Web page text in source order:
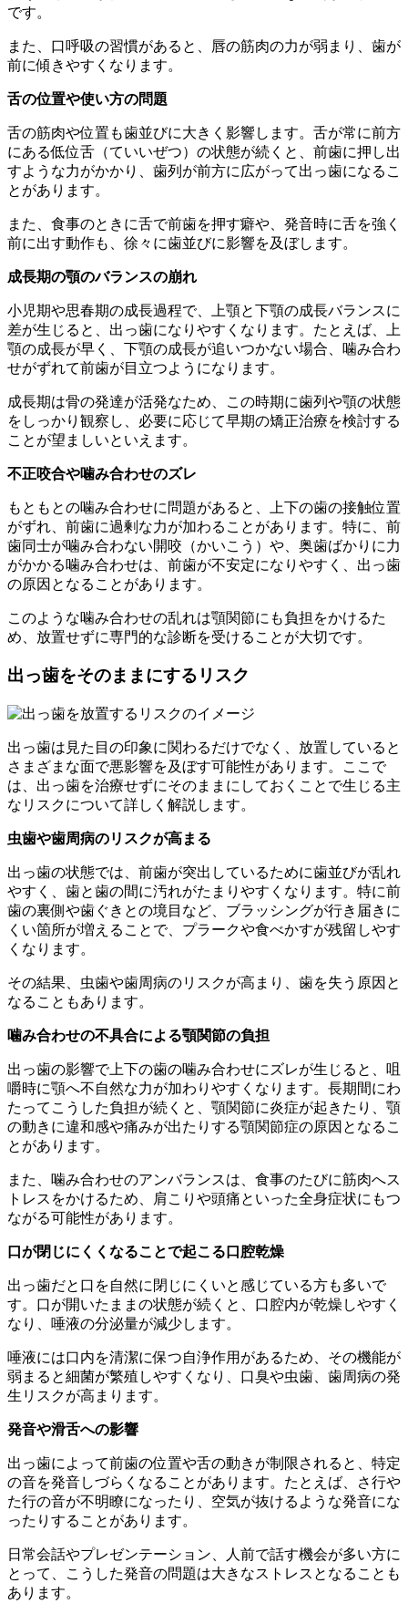
です。
また、口呼吸の習慣があると、唇の筋肉の力が弱まり、歯が
前に傾きやすくなります。
舌の位置や使い方の問題
舌の筋肉や位置も歯並びに大きく影響します。舌が常に前方
にある低位舌（ていいぜつ）の状態が続くと、前歯に押し出
すような力がかかり、歯列が前方に広がって出っ歯になるこ
とがあります。
また、食事のときに舌で前歯を押す癖や、発音時に舌を強く
前に出す動作も、徐々に歯並びに影響を及ぼします。
成長期の顎のバランスの崩れ
小児期や思春期の成長過程で、上顎と下顎の成長バランスに
差が生じると、出っ歯になりやすくなります。たとえば、上
顎の成長が早く、下顎の成長が追いつかない場合、噛み合わ
せがずれて前歯が目立つようになります。
成長期は骨の発達が活発なため、この時期に歯列や顎の状態
をしっかり観察し、必要に応じて早期の矯正治療を検討する
ことが望ましいといえます。
不正咬合や噛み合わせのズレ
もともとの噛み合わせに問題があると、上下の歯の接触位置
がずれ、前歯に過剰な力が加わることがあります。特に、前
歯同士が噛み合わない開咬（かいこう）や、奥歯ばかりに力
がかかる噛み合わせは、前歯が不安定になりやすく、出っ歯
の原因となることがあります。
このような噛み合わせの乱れは顎関節にも負担をかけるた
め、放置せずに専門的な診断を受けることが大切です。
出っ歯をそのままにするリスク
出っ歯は見た目の印象に関わるだけでなく、放置していると
さまざまな面で悪影響を及ぼす可能性があります。ここで
は、出っ歯を治療せずにそのままにしておくことで生じる主
なリスクについて詳しく解説します。
虫歯や歯周病のリスクが高まる
出っ歯の状態では、前歯が突出しているために歯並びが乱れ
やすく、歯と歯の間に汚れがたまりやすくなります。特に前
歯の裏側や歯ぐきとの境目など、ブラッシングが行き届きに
くい箇所が増えることで、プラークや食べかすが残留しやす
くなります。
その結果、虫歯や歯周病のリスクが高まり、歯を失う原因と
なることもあります。
噛み合わせの不具合による顎関節の負担
出っ歯の影響で上下の歯の噛み合わせにズレが生じると、咀
嚼時に顎へ不自然な力が加わりやすくなります。長期間にわ
たってこうした負担が続くと、顎関節に炎症が起きたり、顎
の動きに違和感や痛みが出たりする顎関節症の原因となるこ
とがあります。
また、噛み合わせのアンバランスは、食事のたびに筋肉へス
トレスをかけるため、肩こりや頭痛といった全身症状にもつ
ながる可能性があります。
口が閉じにくくなることで起こる口腔乾燥
出っ歯だと口を自然に閉じにくいと感じている方も多いで
す。口が開いたままの状態が続くと、口腔内が乾燥しやすく
なり、唾液の分泌量が減少します。
唾液には口内を清潔に保つ自浄作用があるため、その機能が
弱まると細菌が繁殖しやすくなり、口臭や虫歯、歯周病の発
生リスクが高まります。
発音や滑舌への影響
出っ歯によって前歯の位置や舌の動きが制限されると、特定
の音を発音しづらくなることがあります。たとえば、さ行や
た行の音が不明瞭になったり、空気が抜けるような発音にな
ったりすることがあります。
日常会話やプレゼンテーション、人前で話す機会が多い方に
とって、こうした発音の問題は大きなストレスとなることも
あります。